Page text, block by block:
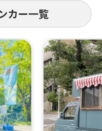
ヒー、アイ
ス、パッシ
カ・コーラ、
カー一覧